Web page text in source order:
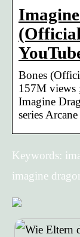
Bones
157M views
Imagine
series
Keywords:
imagine